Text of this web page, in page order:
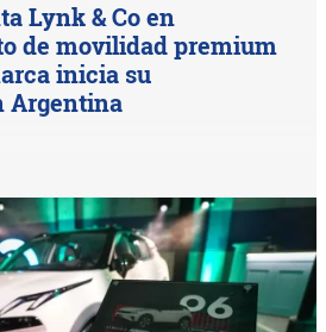
Lynk & Co en
de movilidad premium
inicia su
Argentina